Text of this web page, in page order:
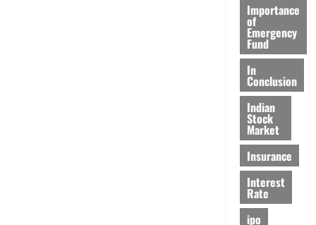
Importance
of
Emergency
Fund
In
Conclusion
Indian
Stock
Market
Insurance
Interest
Rate
ipo